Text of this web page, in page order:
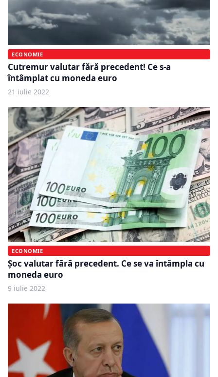
ECONOMIE
Cutremur valutar fără precedent! Ce s-a
întâmplat cu moneda euro
21 iulie 2022
ECONOMIE
Șoc valutar fără precedent. Ce se va întâmpla cu
moneda euro
9 iulie 2022